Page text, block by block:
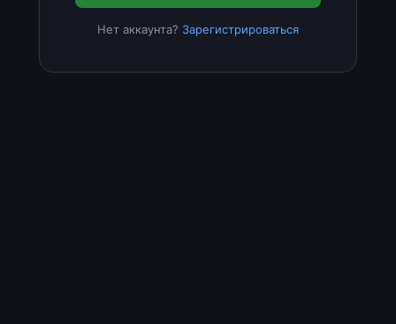
Нет аккаунта? Зарегистрироваться